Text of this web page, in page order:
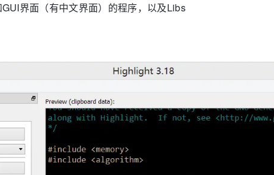
界面（有中文界面）的程序，以及Libs